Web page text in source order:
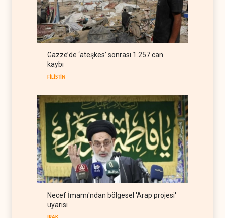
Bloomberg: Türkiye
Karadeniz'deki gemi trafiğini
kısıtlamaya başladı
TÜRKİYE 08 Ağustos 2026
Hava gücü Trump'ın
Gazze’de ‘ateşkes’ sonrası 1.257 can
kaybı
FİLİSTİN
Necef İmamı'ndan bölgesel 'Arap projesi'
uyarısı